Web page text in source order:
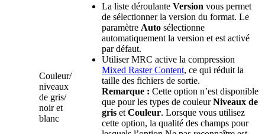
Couleur/
niveaux
de gris/
noir et
blanc
La liste déroulante Version vous permet
de sélectionner la version du format. Le
paramètre Auto sélectionne
automatiquement la version et est activé
par défaut.
Utiliser MRC active la compression
Mixed Raster Content, ce qui réduit la
taille des fichiers de sortie.
Remarque : Cette option n’est disponible
que pour les types de couleurNiveaux de
gris et Couleur. Lorsque vous utilisez
cette option, la qualité des champs pour